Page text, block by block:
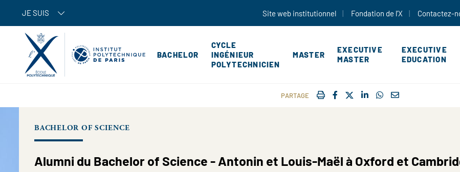
Aller au contenu principal
JE SUIS Site web institutionnel Fondation de l'X Contactez-
BACHELOR
CYCLE
INGÉNIEUR
POLYTECHNICIEN
MASTER
EXECUTIVE
MASTER
EXECUTIVE
EDUCATION
PARTAGE IMPRIMERFACEBOOK
TWITTER
SHARE ON LINKEDIN
SHARE ON WHATSAPP
COURRIEL
BACHELOR OF SCIENCE
Alumni du Bachelor of Science - Antonin et Louis-Maël à Oxford et